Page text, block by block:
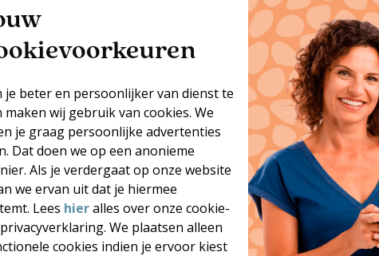
je beter en persoonlijker van dienst te
maken wij gebruik van cookies. We
je graag persoonlijke advertenties
Dat doen we op een anonieme
Als je verdergaat op onze website
we ervan uit dat je hiermee
Lees hieralles over onze cookie-
We plaatsen alleen
cookies indien je ervoor kiest
Jouw postcode
Zoek coaches
Meer dan 250 locaties door heel Nederland
je coach Blijvend resultaat